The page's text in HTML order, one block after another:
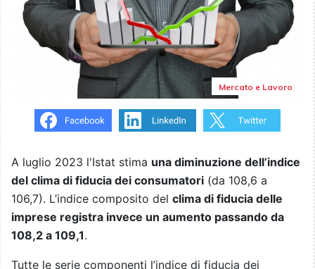
Mercato e Lavoro
A luglio 2023 l'Istat stima una diminuzione dell’indice
del clima di fiducia dei consumatori (da 108,6 a
106,7). L’indice composito del clima di fiducia delle
imprese registra invece un aumento passando da
108,2 a 109,1.
Tutte le serie componenti l’indice di fiducia dei